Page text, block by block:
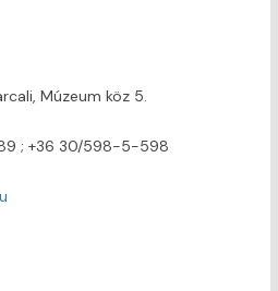
Múzeum köz 5.
; +36 30/598-5-598